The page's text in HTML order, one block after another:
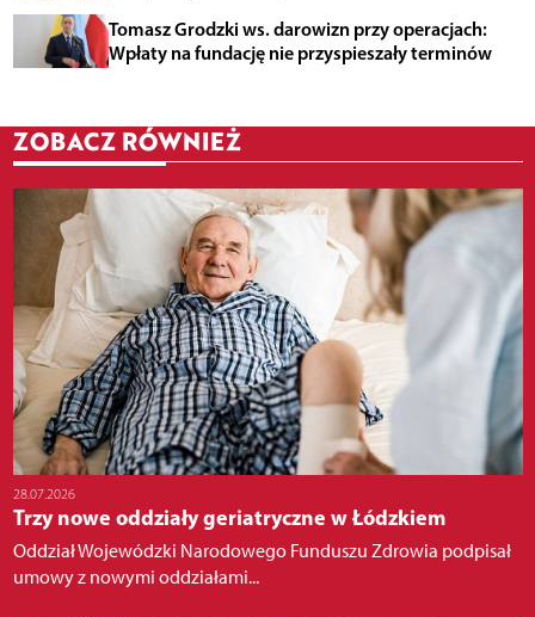
Tomasz Grodzki ws. darowizn przy operacjach:
Wpłaty na fundację nie przyspieszały terminów
ZOBACZ RÓWNIEŻ
28.07.2026
Trzy nowe oddziały geriatryczne w Łódzkiem
Oddział Wojewódzki Narodowego Funduszu Zdrowia podpisał
umowy z nowymi oddziałami...